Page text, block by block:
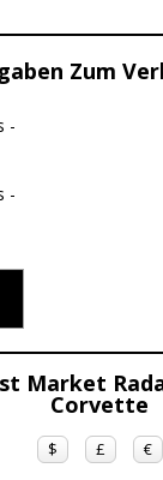
Zum
-
-
Market
Corvette
$ £ €